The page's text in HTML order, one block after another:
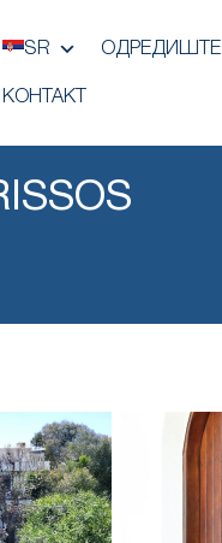
SR ОДРЕДИШТЕ
КОНТАКТ